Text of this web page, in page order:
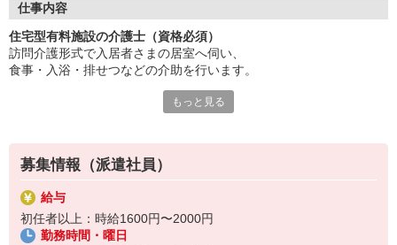
あなたのホスピタリティが活かせます。
スキルアップ研修も充実しています。
働き方は選べる柔軟なシフト体制。
風通しが良い職場で働きやすさ抜群。
安定して長く働きたい方に最適です。
施設見学も受け付けています！
仕事内容
住宅型有料施設の介護士（資格必須）
訪問介護形式で入居者さまの居室へ伺い、
食事・入浴・排せつなどの介助を行います。
介護福祉士や初任者研修修了者などの資格が必要で、
医療機関との連携も重要で、
利用者の安心・安全な生活を支える役割です。
もっと見る
募集情報（派遣社員）
給与
初任者以上：時給1600円〜2000円
勤務時間・曜日